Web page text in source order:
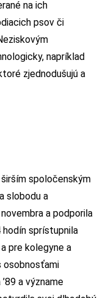
na ich
psov či
napríklad
zjednodušujú a
spoločenským
slobodu a
a podporila
hodín sprístupnila
pre kolegyne a
osobnosťami
a význame